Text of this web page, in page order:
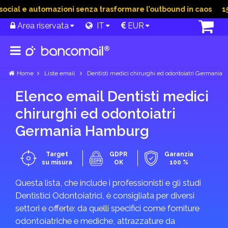
e automazioni senza trasformare l’outbound in caos 15
Area riservata IT EUR
Home Liste email Dentisti medici chirurghi ed odontoiatri Germania
Elenco email Dentisti medici
chirurghi ed odontoiatri
Germania Hamburg
Target
su misura
GDPR
OK
Garanzia
100 %
Questa lista, che include i professionisti e gli studi
Dentistici Odontoiatrici, è consigliata per diversi
settori e offerte: da quelli specifici come forniture
odontoiatriche e mediche, attrazzature da